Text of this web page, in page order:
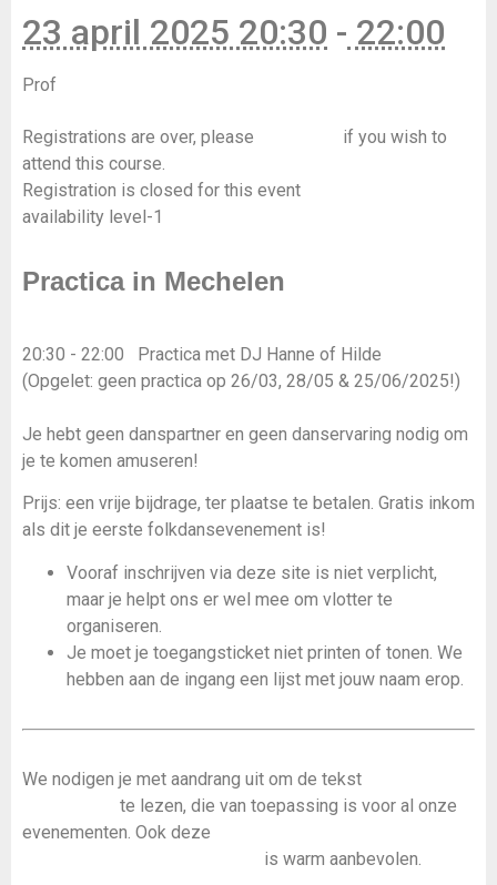
23 april 2025 20:30 - 22:00
Prof
Registrations are over, please
if you wish to
attend this course.
Registration is closed for this event
availability level-1
Practica in Mechelen
20:30 - 22:00 Practica met DJ Hanne of Hilde
(Opgelet: geen practica op 26/03, 28/05 & 25/06/2025!)
Je hebt geen danspartner en geen danservaring nodig om
je te komen amuseren!
Prijs: een vrije bijdrage, ter plaatse te betalen. Gratis inkom
als dit je eerste folkdansevenement is!
Vooraf inschrijven via deze site is niet verplicht,
maar je helpt ons er wel mee om vlotter te
organiseren.
Je moet je toegangsticket niet printen of tonen. We
hebben aan de ingang een lijst met jouw naam erop.
We nodigen je met aandrang uit om de tekst
te lezen, die van toepassing is voor al onze
evenementen. Ook deze
is warm aanbevolen.